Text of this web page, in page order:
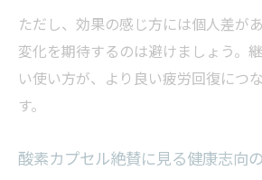
ただし、効果の感じ方には個人差が
変化を期待するのは避けましょう。
い使い方が、より良い疲労回復につ
す。
酸素カプセル絶賛に見る健康志向